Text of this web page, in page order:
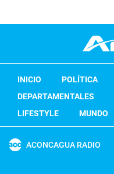
INICIO POLÍTICA
DEPARTAMENTALES
LIFESTYLE
MUNDO
ACONCAGUA RADIO